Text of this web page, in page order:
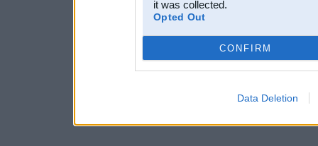
it was collected.
Opted Out
CONFIRM
Data Deletion